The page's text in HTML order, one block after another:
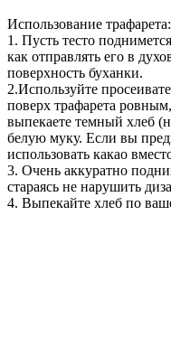
Использование трафарета:
1. Пусть тесто
как отправлять его в
поверхность буханки.
2.Используйте
поверх трафарета
выпекаете темный хлеб
белую муку. Если вы
использовать какао
3. Очень аккуратно
стараясь не нарушить
4. Выпекайте хлеб по